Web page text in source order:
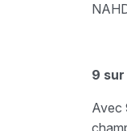
9 sur
Avec